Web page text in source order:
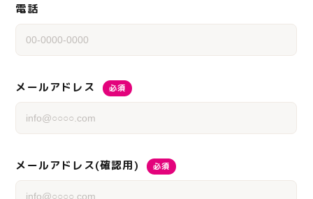
電話
メールアドレス 必須
メールアドレス(確認用) 必須